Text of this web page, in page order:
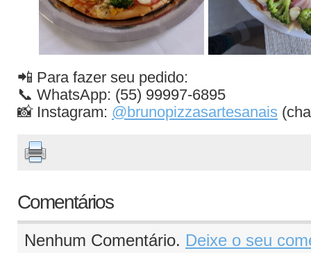
📲 Para fazer seu pedido:
📞 WhatsApp: (55) 99997-6895
📸 Instagram: @brunopizzasartesanais
Comentários
Nenhum Comentário. Deixe o seu